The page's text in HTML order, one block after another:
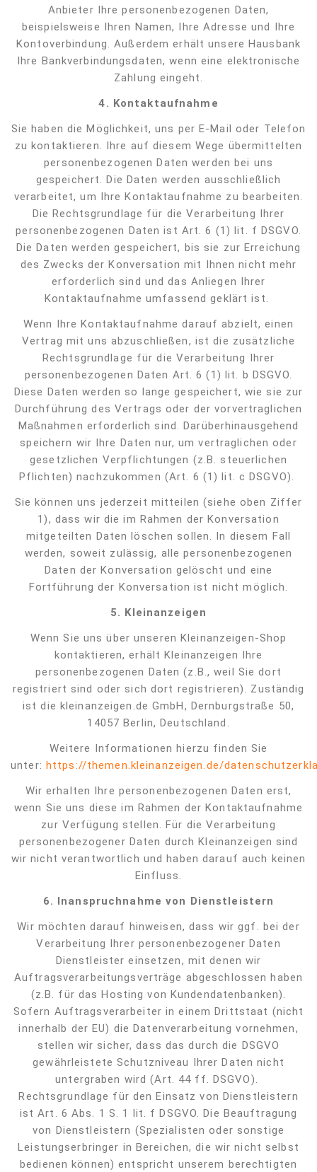
Anbieter Ihre personenbezogenen Daten,
beispielsweise Ihren Namen, Ihre Adresse und Ihre
Kontoverbindung. Außerdem erhält unsere Hausbank
Ihre Bankverbindungsdaten, wenn eine elektronische
Zahlung eingeht.
4. Kontaktaufnahme
Sie haben die Möglichkeit, uns per E-Mail oder Telefon
zu kontaktieren. Ihre auf diesem Wege übermittelten
personenbezogenen Daten werden bei uns
gespeichert. Die Daten werden ausschließlich
verarbeitet, um Ihre Kontaktaufnahme zu bearbeiten.
Die Rechtsgrundlage für die Verarbeitung Ihrer
personenbezogenen Daten ist Art. 6 (1) lit. f DSGVO.
Die Daten werden gespeichert, bis sie zur Erreichung
des Zwecks der Konversation mit Ihnen nicht mehr
erforderlich sind und das Anliegen Ihrer
Kontaktaufnahme umfassend geklärt ist.
Wenn Ihre Kontaktaufnahme darauf abzielt, einen
Vertrag mit uns abzuschließen, ist die zusätzliche
Rechtsgrundlage für die Verarbeitung Ihrer
personenbezogenen Daten Art. 6 (1) lit. b DSGVO.
Diese Daten werden so lange gespeichert, wie sie zur
Durchführung des Vertrags oder der vorvertraglichen
Maßnahmen erforderlich sind. Darüberhinausgehend
speichern wir Ihre Daten nur, um vertraglichen oder
gesetzlichen Verpflichtungen (z.B. steuerlichen
Pflichten) nachzukommen (Art. 6 (1) lit. c DSGVO).
Sie können uns jederzeit mitteilen (siehe oben Ziffer
1), dass wir die im Rahmen der Konversation
mitgeteilten Daten löschen sollen. In diesem Fall
werden, soweit zulässig, alle personenbezogenen
Daten der Konversation gelöscht und eine
Fortführung der Konversation ist nicht möglich.
5. Kleinanzeigen
Wenn Sie uns über unseren Kleinanzeigen-Shop
kontaktieren, erhält Kleinanzeigen Ihre
personenbezogenen Daten (z.B., weil Sie dort
registriert sind oder sich dort registrieren). Zuständig
ist die kleinanzeigen.de GmbH, Dernburgstraße 50,
14057 Berlin, Deutschland.
Weitere Informationen hierzu finden Sie
unter: https://themen.kleinanzeigen.de/
Wir erhalten Ihre personenbezogenen Daten erst,
wenn Sie uns diese im Rahmen der Kontaktaufnahme
zur Verfügung stellen. Für die Verarbeitung
personenbezogener Daten durch Kleinanzeigen sind
wir nicht verantwortlich und haben darauf auch keinen
Einfluss.
6. Inanspruchnahme von Dienstleistern
Wir möchten darauf hinweisen, dass wir ggf. bei der
Verarbeitung Ihrer personenbezogener Daten
Dienstleister einsetzen, mit denen wir
Auftragsverarbeitungsverträge abgeschlossen haben
(z.B. für das Hosting von Kundendatenbanken).
Sofern Auftragsverarbeiter in einem Drittstaat (nicht
innerhalb der EU) die Datenverarbeitung vornehmen,
stellen wir sicher, dass das durch die DSGVO
gewährleistete Schutzniveau Ihrer Daten nicht
untergraben wird (Art. 44 ff. DSGVO).
Rechtsgrundlage für den Einsatz von Dienstleistern
ist Art. 6 Abs. 1 S. 1 lit. f DSGVO. Die Beauftragung
von Dienstleistern (Spezialisten oder sonstige
Leistungserbringer in Bereichen, die wir nicht selbst
bedienen können) entspricht unserem berechtigten